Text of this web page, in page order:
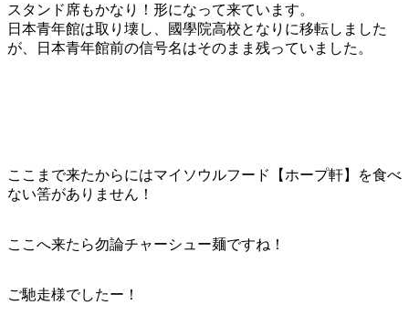
スタンド席もかなり！形になって来ています。
日本青年館は取り壊し、國學院高校となりに移転しました
が、日本青年館前の信号名はそのまま残っていました。
ここまで来たからにはマイソウルフード【ホープ軒】を食べ
ない筈がありません！
ここへ来たら勿論チャーシュー麺ですね！
ご馳走様でしたー！